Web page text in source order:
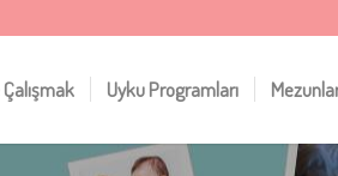
Uyku Programları